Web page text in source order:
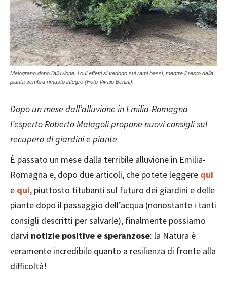
Melograno dopo l’alluvione, i cui effetti si vedono sui rami bassi, mentre il resto della
pianta sembra rimasto integro (Foto Vivaio Benini).
Dopo un mese dall’alluvione in Emilia-Romagna
l’esperto Roberto Malagoli propone nuovi consigli sul
recupero di giardini e piante
È passato un mese dalla terribile alluvione in Emilia-
Romagna e, dopo due articoli, che potete leggere qui
e qui, piuttosto titubanti sul futuro dei giardini e delle
piante dopo il passaggio dell’acqua (nonostante i tanti
consigli descritti per salvarle), finalmente possiamo
darvi notizie positive e speranzose: la Natura è
veramente incredibile quanto a resilienza di fronte alla
difficoltà!